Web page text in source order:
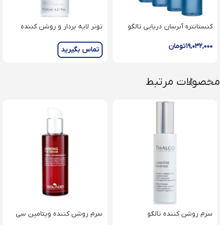
کنستانتره آبرسان دریایی تالگو
concentrate
۱۹,۰۳۲,۰۰۰تومان
تونر لایه بردار و روشن کننده
تماس بگیرید
محصولات مرتبط
سرم روشن کننده تالگو
سرم روشن کننده ویتامین سی